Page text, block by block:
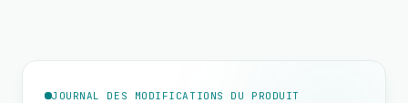
JOURNAL DES MODIFICATIONS DU PRODUIT